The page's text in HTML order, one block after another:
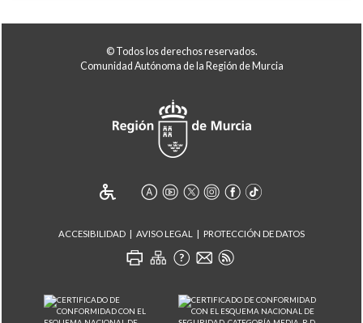
© Todos los derechos reservados.
Comunidad Autónoma de la Región de Murcia
ACCESIBILIDAD AVISO LEGAL PROTECCIÓN DE DATOS